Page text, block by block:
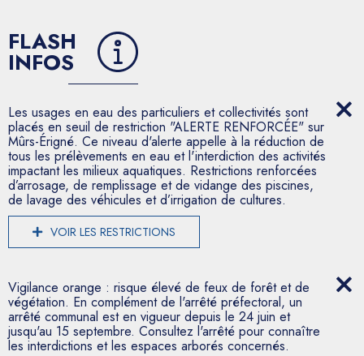
FLASH
INFOS
Les usages en eau des particuliers et collectivités sont
placés en seuil de restriction "ALERTE RENFORCÉE" sur
Mûrs-Érigné. Ce niveau d'alerte appelle à la réduction de
tous les prélèvements en eau et l'interdiction des activités
impactant les milieux aquatiques. Restrictions renforcées
d’arrosage, de remplissage et de vidange des piscines,
de lavage des véhicules et d’irrigation de cultures.
VOIR LES RESTRICTIONS
Vigilance orange : risque élevé de feux de forêt et de
végétation. En complément de l'arrêté préfectoral, un
arrêté communal est en vigueur depuis le 24 juin et
jusqu'au 15 septembre. Consultez l'arrêté pour connaître
les interdictions et les espaces arborés concernés.